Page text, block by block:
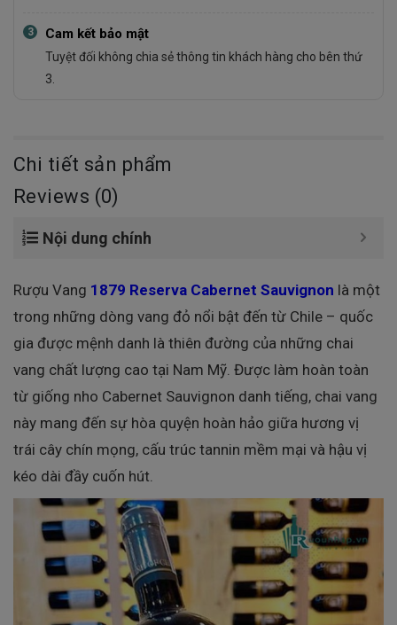
3 Cam kết bảo mật
Tuyệt đối không chia sẻ thông tin khách hàng cho bên thứ
3.
Chi tiết sản phẩm
Reviews (0)
Nội dung chính
Rượu Vang 1879 Reserva Cabernet Sauvignon là một
trong những dòng vang đỏ nổi bật đến từ Chile – quốc
gia được mệnh danh là thiên đường của những chai
vang chất lượng cao tại Nam Mỹ. Được làm hoàn toàn
từ giống nho Cabernet Sauvignon danh tiếng, chai vang
này mang đến sự hòa quyện hoàn hảo giữa hương vị
trái cây chín mọng, cấu trúc tannin mềm mại và hậu vị
kéo dài đầy cuốn hút.